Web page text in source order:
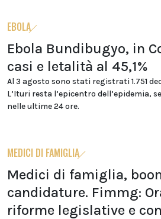
EBOLA
Ebola Bundibugyo, in
casi e letalità al 45,1%
Al 3 agosto sono stati registrati 1.751
L’Ituri resta l’epicentro dell’epidemia,
nelle ultime 24 ore.
MEDICI DI FAMIGLIA
Medici di famiglia,
candidature. Fimmg:
riforme legislative e